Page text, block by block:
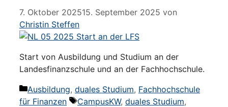
7. Oktober 202515. September 2025 von
Christin Steffen
Start von Ausbildung und Studium an der
Landesfinanzschule und an der Fachhochschule.
Kategorien
Ausbildung, duales Studium, Fachhochschule
für Finanzen
Schlagwörter
CampusKW, duales Studium,